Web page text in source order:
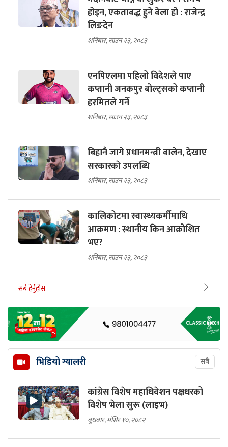
होइन, एकताबद्ध हुने बेला हो : राजेन्द्र
लिङदेन
शनिबार, साउन २३, २०८३
एनपिएलमा पहिलो विदेशले पाए
कप्तानी जनकपुर बोल्ट्सको कप्तानी
हरमितले गर्ने
शनिबार, साउन २३, २०८३
बिहानै जागे प्रधानमन्त्री बालेन, देखाए
सरकारकाे उपलब्धि
शनिबार, साउन २३, २०८३
कालिकोटमा स्वास्थ्यकर्मीमाथि
आक्रमण : स्थानीय किन आक्रोशित
भए?
शनिबार, साउन २३, २०८३
सबै हेर्नुहोस
भिडियो ग्यालरी सबै
कांग्रेस विशेष महाधिवेशन पक्षधरको
विशेष भेला सुरू (लाइभ)
बुधबार, मंसिर १०, २०८२